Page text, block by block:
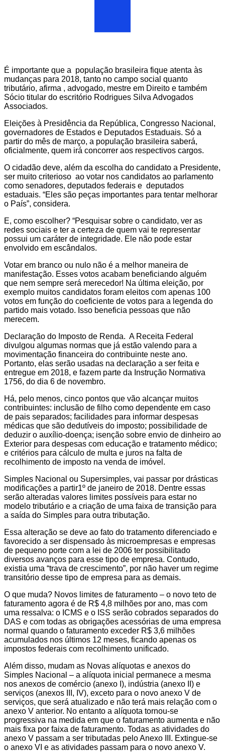
É importante que a população brasileira fique atenta às
mudanças para 2018, tanto no campo social quanto
tributário, afirma , advogado, mestre em Direito e também
Sócio titular do escritório Rodrigues Silva Advogados
Associados.
Eleições à Presidência da República, Congresso Nacional,
governadores de Estados e Deputados Estaduais. Só a
partir do mês de março, a população brasileira saberá,
oficialmente, quem irá concorrer aos respectivos cargos.
O cidadão deve, além da escolha do candidato a Presidente,
ser muito criterioso ao votar nos candidatos ao parlamento
como senadores, deputados federais e deputados
estaduais. “Eles são peças importantes para tentar melhorar
o País”, considera.
E, como escolher? “Pesquisar sobre o candidato, ver as
redes sociais e ter a certeza de quem vai te representar
possui um caráter de integridade. Ele não pode estar
envolvido em escândalos.
Votar em branco ou nulo não é a melhor maneira de
manifestação. Esses votos acabam beneficiando alguém
que nem sempre será merecedor! Na última eleição, por
exemplo muitos candidatos foram eleitos com apenas 100
votos em função do coeficiente de votos para a legenda do
partido mais votado. Isso beneficia pessoas que não
merecem.
Declaração do Imposto de Renda. A Receita Federal
divulgou algumas normas que já estão valendo para a
movimentação financeira do contribuinte neste ano.
Portanto, elas serão usadas na declaração a ser feita e
entregue em 2018, e fazem parte da Instrução Normativa
1756, do dia 6 de novembro.
Há, pelo menos, cinco pontos que vão alcançar muitos
contribuintes: inclusão de filho como dependente em caso
de pais separados; facilidades para informar despesas
médicas que são dedutíveis do imposto; possibilidade de
deduzir o auxílio-doença; isenção sobre envio de dinheiro ao
Exterior para despesas com educação e tratamento médico;
e critérios para cálculo de multa e juros na falta de
recolhimento de imposto na venda de imóvel.
Simples Nacional ou Supersimples, vai passar por drásticas
modificações a partir1º de janeiro de 2018. Dentre essas
serão alteradas valores limites possíveis para estar no
modelo tributário e a criação de uma faixa de transição para
a saída do Simples para outra tributação.
Essa alteração se deve ao fato do tratamento diferenciado e
favorecido a ser dispensado às microempresas e empresas
de pequeno porte com a lei de 2006 ter possibilitado
diversos avanços para esse tipo de empresa. Contudo,
existia uma “trava de crescimento”, por não haver um regime
transitório desse tipo de empresa para as demais.
O que muda? Novos limites de faturamento – o novo teto de
faturamento agora é de R$ 4,8 milhões por ano, mas com
uma ressalva: o ICMS e o ISS serão cobrados separados do
DAS e com todas as obrigações acessórias de uma empresa
normal quando o faturamento exceder R$ 3,6 milhões
acumulados nos últimos 12 meses, ficando apenas os
impostos federais com recolhimento unificado.
Além disso, mudam as Novas alíquotas e anexos do
Simples Nacional – a alíquota inicial permanece a mesma
nos anexos de comércio (anexo I), indústria (anexo II) e
serviços (anexos III, IV), exceto para o novo anexo V de
serviços, que será atualizado e não terá mais relação com o
anexo V anterior. No entanto a alíquota tornou-se
progressiva na medida em que o faturamento aumenta e não
mais fixa por faixa de faturamento. Todas as atividades do
anexo V passam a ser tributadas pelo Anexo III. Extingue-se
o anexo VI e as atividades passam para o novo anexo V.